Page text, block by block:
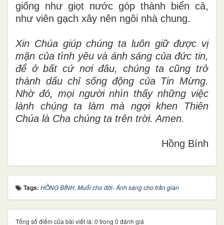
giống như giọt nước góp thành biển cả,
như viên gạch xây nên ngôi nhà chung.
Xin Chúa giúp chúng ta luôn giữ được vị
mặn của tình yêu và ánh sáng của đức tin,
để ở bất cứ nơi đâu, chúng ta cũng trở
thành dấu chỉ sống động của Tin Mừng.
Nhờ đó, mọi người nhìn thấy những việc
lành chúng ta làm mà ngợi khen Thiên
Chúa là Cha chúng ta trên trời. Amen.
Hồng Bính
Tags: HỒNG BÍNH, Muối cho đời- Ánh sáng cho trần gian
Tổng số điểm của bài viết là: 0 trong 0 đánh giá